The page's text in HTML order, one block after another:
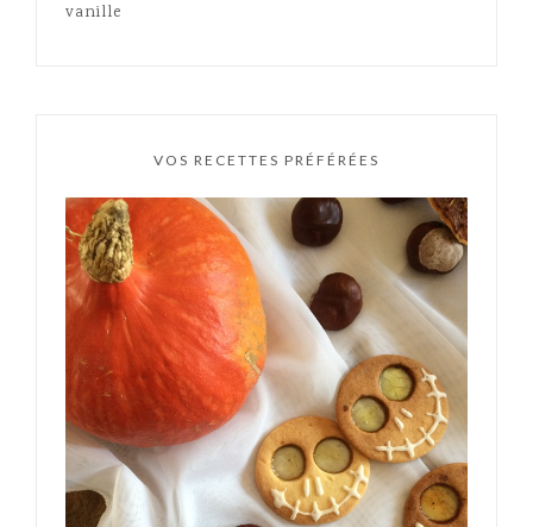
vanille
VOS RECETTES PRÉFÉRÉES